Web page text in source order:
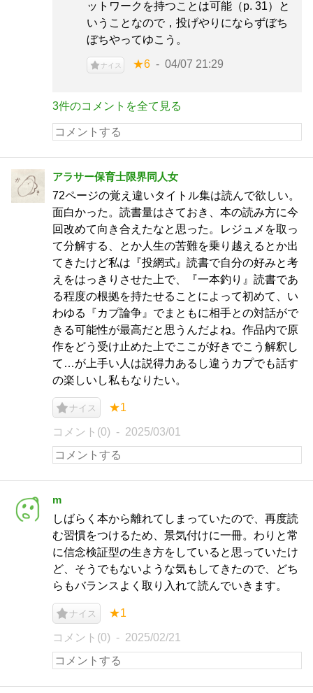
ットワークを持つことは可能（p. 31）と
いうことなので，投げやりにならずぼち
ぼちやってゆこう。
ナイス ★6 04/07 21:29
3件のコメントを全て見る
アラサー保育士限界同人女
72ページの覚え違いタイトル集は読んで欲しい。
面白かった。読書量はさておき、本の読み方に今
回改めて向き合えたなと思った。レジュメを取っ
て分解する、とか人生の苦難を乗り越えるとか出
てきたけど私は『投網式』読書で自分の好みと考
えをはっきりさせた上で、『一本釣り』読書であ
る程度の根拠を持たせることによって初めて、い
わゆる『カプ論争』でまともに相手との対話がで
きる可能性が最高だと思うんだよね。作品内で原
作をどう受け止めた上でここが好きでこう解釈し
て…が上手い人は説得力あるし違うカプでも話す
の楽しいし私もなりたい。
ナイス ★1
コメント(0) 2025/03/01
m
しばらく本から離れてしまっていたので、再度読
む習慣をつけるため、景気付けに一冊。わりと常
に信念検証型の生き方をしていると思っていたけ
ど、そうでもないような気もしてきたので、どち
らもバランスよく取り入れて読んでいきます。
ナイス ★1
コメント(0) 2025/02/21